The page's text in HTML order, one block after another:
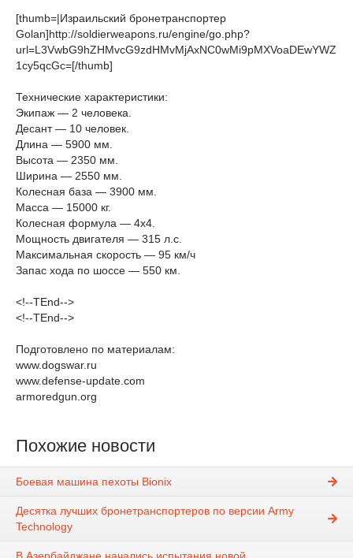
[thumb=|Израильский бронетранспортер
Golan]http://soldierweapons.ru/engine/go.php?
url=L3VwbG9hZHMvcG9zdHMvMjAxNC0wMi9pMXVoaDEwYWZ
1cy5qcGc=[/thumb]
Технические характеристики:
Экипаж — 2 человека.
Десант — 10 человек.
Длина — 5900 мм.
Высота — 2350 мм.
Ширина — 2550 мм.
Колесная база — 3900 мм.
Масса — 15000 кг.
Колесная формула — 4х4.
Мощность двигателя — 315 л.с.
Максимальная скорость — 95 км/ч
Запас хода по шоссе — 550 км.
<!--TEnd-->
<!--TEnd-->
Подготовлено по материалам:
www.dogswar.ru
www.defense-update.com
armoredgun.org
Похожие новости
Боевая машина пехоты Bionix
Десятка лучших бронетранспортеров по версии Army
Technology